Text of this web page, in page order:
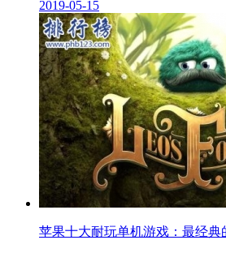
2019-05-15
苹果十大耐玩单机游戏：最经典